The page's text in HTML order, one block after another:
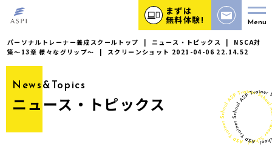
まずは
無料体験! Menu
パーソナルトレーナー養成スクールトップ | ニュース・トピックス |
NSCA対
策〜13章 様々なグリップ〜
| スクリーンショット 2021-04-06 22.14.52
News&Topics
ニュース・トピックス